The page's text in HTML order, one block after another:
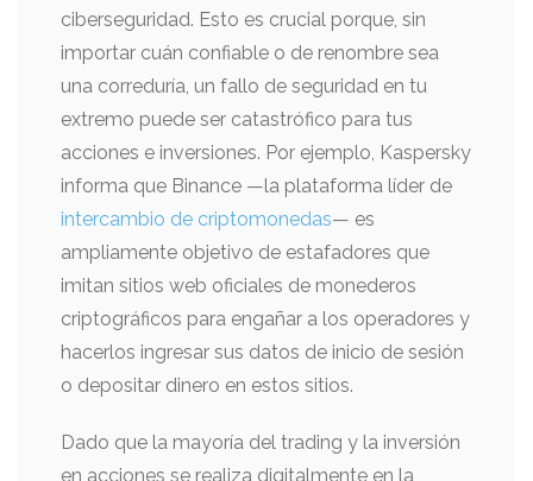
ciberseguridad. Esto es crucial porque, sin
importar cuán confiable o de renombre sea
una correduría, un fallo de seguridad en tu
extremo puede ser catastrófico para tus
acciones e inversiones. Por ejemplo, Kaspersky
informa que Binance —la plataforma líder de
intercambio de criptomonedas— es
ampliamente objetivo de estafadores que
imitan sitios web oficiales de monederos
criptográficos para engañar a los operadores y
hacerlos ingresar sus datos de inicio de sesión
o depositar dinero en estos sitios.
Dado que la mayoría del trading y la inversión
en acciones se realiza digitalmente en la